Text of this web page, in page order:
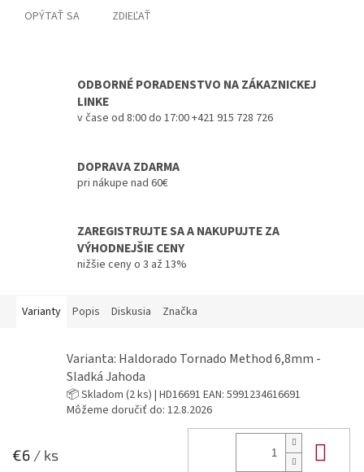
OPÝTAŤ SA ZDIEĽAŤ
ODBORNÉ PORADENSTVO NA ZÁKAZNICKEJ
LINKE
v čase od 8:00 do 17:00 +421 915 728 726
DOPRAVA ZDARMA
pri nákupe nad 60€
ZAREGISTRUJTE SA A NAKUPUJTE ZA
VÝHODNEJŠIE CENY
nižšie ceny o 3 až 13%
Varianty Popis Diskusia Značka
Varianta: Haldorado Tornado Method 6,8mm -
Sladká Jahoda
📦 Skladom (2 ks) | HD16691 EAN: 5991234616691
Môžeme doručiť do: 12.8.2026
€6 / ks